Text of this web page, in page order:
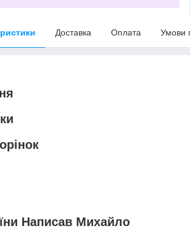
Доставка Оплата Умови
Написав Михайло